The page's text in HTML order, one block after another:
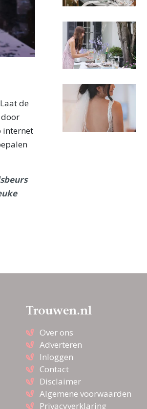
de
door
internet
Trouwen.nl
Over ons
Adverteren
Inloggen
Contact
Disclaimer
Algemene voorwaarden
Privacyverklaring